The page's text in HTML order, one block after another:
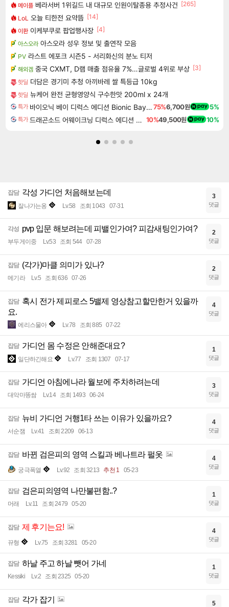
메이플 베라서버 1위길드 내 대규모 인원이탈종용 추정사건 [265]
LoL 오늘 티한전 요약뜸 [14]
이환 이케부쿠로 팝업행사장 [4]
아스오라 아스오라 성우 정보 및 출연작 모음
PV 라스트 에포크 시즌5 - 서리화신의 분노 티저
해외겜 중국 CXMT, D램 매출 점유율 7%…글로벌 4위로 부상 [3]
핫딜 더담은 경기미 추청 아끼바레 쌀 특등급 10kg
핫딜 뉴케어 완전 균형영양식 구수한맛 200ml x 24개
특가 바이오닉 베이 디럭스 에디션 Bionic Bay Deluxe Edition75%6,700원 5%
특가 드래곤소드 어웨이크닝 디럭스 에디션 DragonSword Awakening Deluxe Edition 10%49,500원 10%
잡담 각성 가디언 처음해보는데
잘나가는옹 Lv.58 조회 1043 07-31
3
댓글
각성 pvp 입문 해보려는데 피밸인가여? 피감새팅인가여?
부두게이중 Lv.53 조회 544 07-28
2
댓글
잡담 (각가)마클 의미가 있나?
메기라 Lv.5 조회 636 07-26
2
댓글
잡담 혹시 전가 제피로스 5밸제 영상참고할만한거 있을까
요.
에리스물아 Lv.78 조회 885 07-22
4
댓글
잡담 가디언 몸 수정은 안해준대요?
일단하긴해요 Lv.77 조회 1307 07-17
1
댓글
잡담 가디언 아침에나라 월보에 주차하려는데
대악마똥쌈 Lv.14 조회 1493 06-24
3
댓글
잡담 뉴비 가디언 거행1타 쓰는 이유가 있을까요?
서순잼 Lv.41 조회 2209 06-13
4
댓글
잡담 바뀐 검은피의 영역 스킬과 베나트라 펄옷
궁극폭열 Lv.92 조회 3213 추천 1 05-23
4
댓글
잡담 검은피의영역 나만불편함..?
머래 Lv.11 조회 2479 05-20
1
댓글
잡담 제 후기는요!
뀨형 Lv.75 조회 3281 05-20
4
댓글
잡담 하날 주고 하날 뺏어 가네
Kessiki Lv.2 조회 2325 05-20
1
댓글
잡담 각가 잡기 5